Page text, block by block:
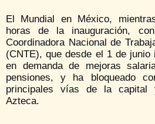
El Mundial en México,
horas de la inauguración,
Coordinadora Nacional de
(CNTE), que desde el 1 de junio
en demanda de mejoras
pensiones, y ha bloqueado
principales vías de la capital
Azteca.